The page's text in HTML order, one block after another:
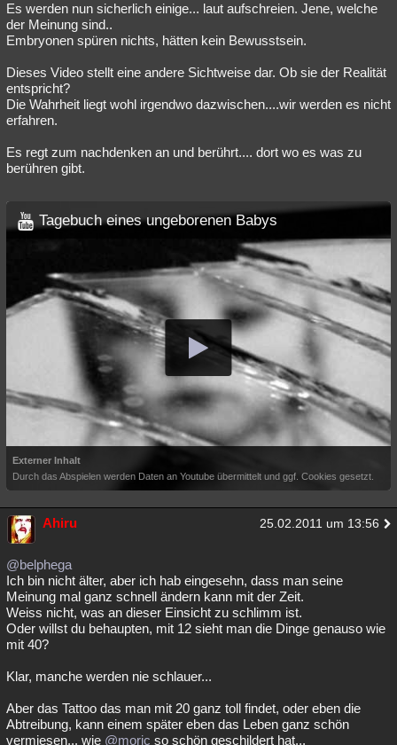
Es werden nun sicherlich einige... laut aufschreien. Jene, welche
der Meinung sind..
Embryonen spüren nichts, hätten kein Bewusstsein.
Dieses Video stellt eine andere Sichtweise dar. Ob sie der Realität
entspricht?
Die Wahrheit liegt wohl irgendwo dazwischen....wir werden es nicht
erfahren.
Es regt zum nachdenken an und berührt.... dort wo es was zu
berühren gibt.
Tagebuch eines ungeborenen Babys
Externer Inhalt
Durch das Abspielen werden Daten an Youtube übermittelt und ggf. Cookies gesetzt.
Ahiru 25.02.2011 um 13:56
@belphega
Ich bin nicht älter, aber ich hab eingesehn, dass man seine
Meinung mal ganz schnell ändern kann mit der Zeit.
Weiss nicht, was an dieser Einsicht zu schlimm ist.
Oder willst du behaupten, mit 12 sieht man die Dinge genauso wie
mit 40?
Klar, manche werden nie schlauer...
Aber das Tattoo das man mit 20 ganz toll findet, oder eben die
Abtreibung, kann einem später eben das Leben ganz schön
vermiesen... wie @moric so schön geschildert hat...